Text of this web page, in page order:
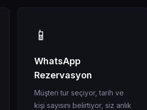
📱
WhatsApp
Rezervasyon
Müşteri tur seçiyor, tarih ve
kişi sayısını belirtiyor, siz anlık